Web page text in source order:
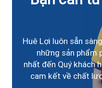
Huê Lợi luôn sẵn
những sản phẩm
nhất đến Quý khách
cam kết về chất